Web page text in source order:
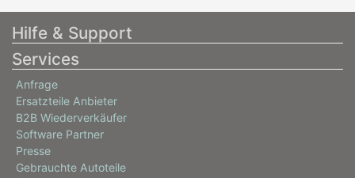
Hilfe & Support
Services
Anfrage
Ersatzteile Anbieter
B2B Wiederverkäufer
Software Partner
Presse
Gebrauchte Autoteile